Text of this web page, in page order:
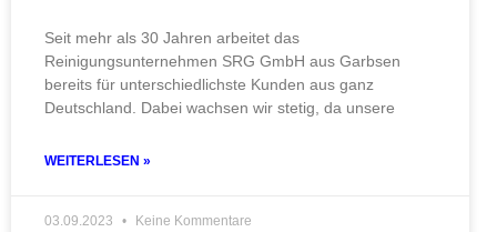
Seit mehr als 30 Jahren arbeitet das
Reinigungsunternehmen SRG GmbH aus Garbsen
bereits für unterschiedlichste Kunden aus ganz
Deutschland. Dabei wachsen wir stetig, da unsere
WEITERLESEN »
03.09.2023 Keine Kommentare